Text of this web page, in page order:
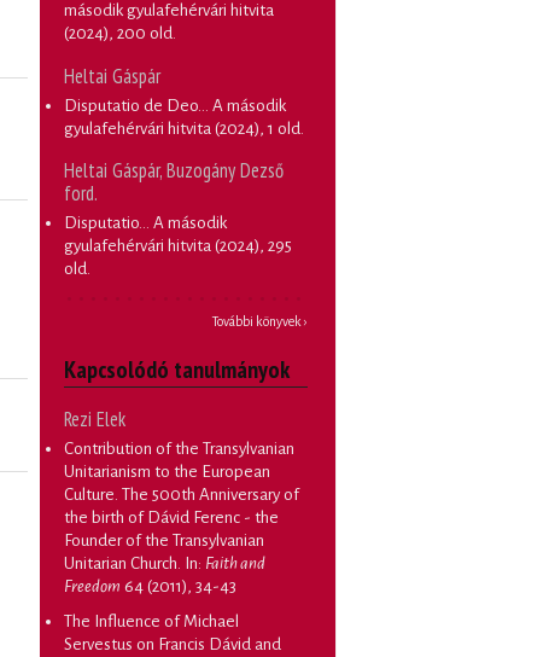
második gyulafehérvári hitvita
(2024), 200 old.
Heltai Gáspár
Disputatio de Deo... A második
gyulafehérvári hitvita (2024), 1 old.
Heltai Gáspár, Buzogány Dezső
ford.
Disputatio... A második
gyulafehérvári hitvita (2024), 295
old.
További könyvek ›
Kapcsolódó tanulmányok
Rezi Elek
Contribution of the Transylvanian
Unitarianism to the European
Culture. The 500th Anniversary of
the birth of Dávid Ferenc - the
Founder of the Transylvanian
Unitarian Church. In: Faith and
Freedom 64 (2011), 34-43
The Influence of Michael
Servestus on Francis Dávid and